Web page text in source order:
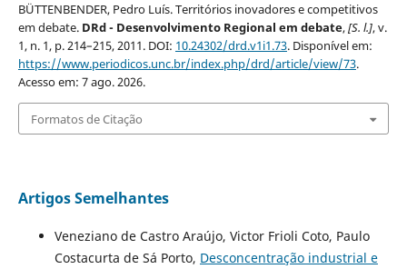
BÜTTENBENDER, Pedro Luís. Territórios inovadores e competitivos
em debate. DRd - Desenvolvimento Regional em debate,[S. l.], v.
1, n. 1, p. 214–215, 2011. DOI: 10.24302/drd.v1i1.73. Disponível em:
https://www.periodicos.unc.br/index.php/drd/article/view/73.
Acesso em: 7 ago. 2026.
Formatos de Citação
Artigos Semelhantes
Veneziano de Castro Araújo, Victor Frioli Coto, Paulo
Costacurta de Sá Porto, Desconcentração industrial e